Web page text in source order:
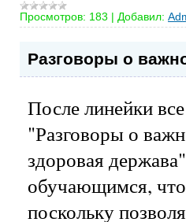
Просмотров: 183 | Добавил:
Разговоры о
После линейки
"Разговоры о
здоровая
обучающимся, что
поскольку